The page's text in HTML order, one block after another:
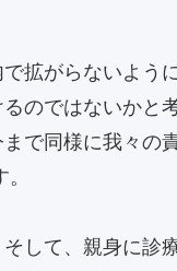
拡がらないように
のではないかと
で同様に我々の
して、親身に診